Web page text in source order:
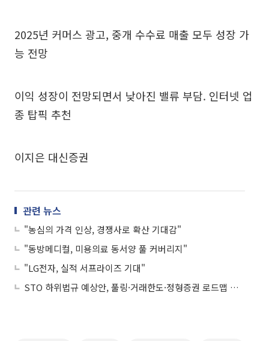
2025년 커머스 광고, 중개 수수료 매출 모두 성장 가
능 전망
이익 성장이 전망되면서 낮아진 밸류 부담. 인터넷 업
종 탑픽 추천
이지은 대신증권
관련 뉴스
"농심의 가격 인상, 경쟁사로 확산 기대감"
"동방메디컬, 미용의료 동서양 풀 커버리지"
"LG전자, 실적 서프라이즈 기대"
STO 하위법규 예상안, 풀링·거래한도·정형증권 로드맵 제시